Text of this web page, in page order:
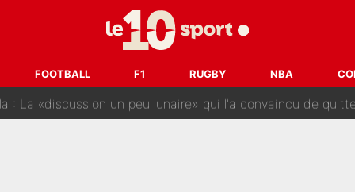
FOOTBALL F1 RUGBY NBA
d’or en Arabie saoudite : Didier Deschamps a donné sa
voilà ce que l’avenir réserve à Paul Seixas : «Tant qu’il y
La «discussion un peu lunaire» qui l'a convaincu de quitter le